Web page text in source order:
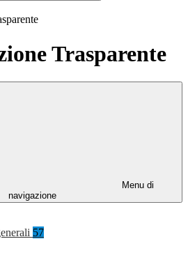
Trasparente
Menu di
navigazione
57